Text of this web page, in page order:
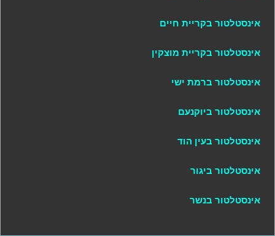
אינסטלטור בקריית חיים
אינסטלטור בקריית מוצקין
אינסטלטור ברמת ישי
אינסטלטור ביוקנעם
אינסטלטור בעין הוד
אינסטלטור ביגור
אינסטלטור בנשר